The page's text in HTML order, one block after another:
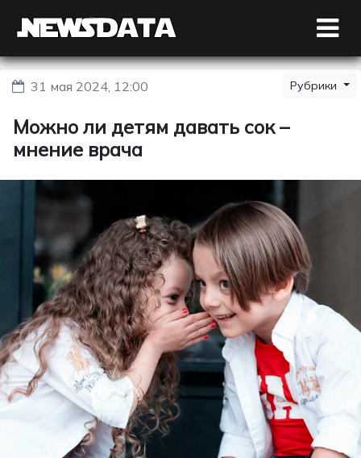
31 мая 2024, 12:00 Рубрики
Можно ли детям давать сок –
мнение врача